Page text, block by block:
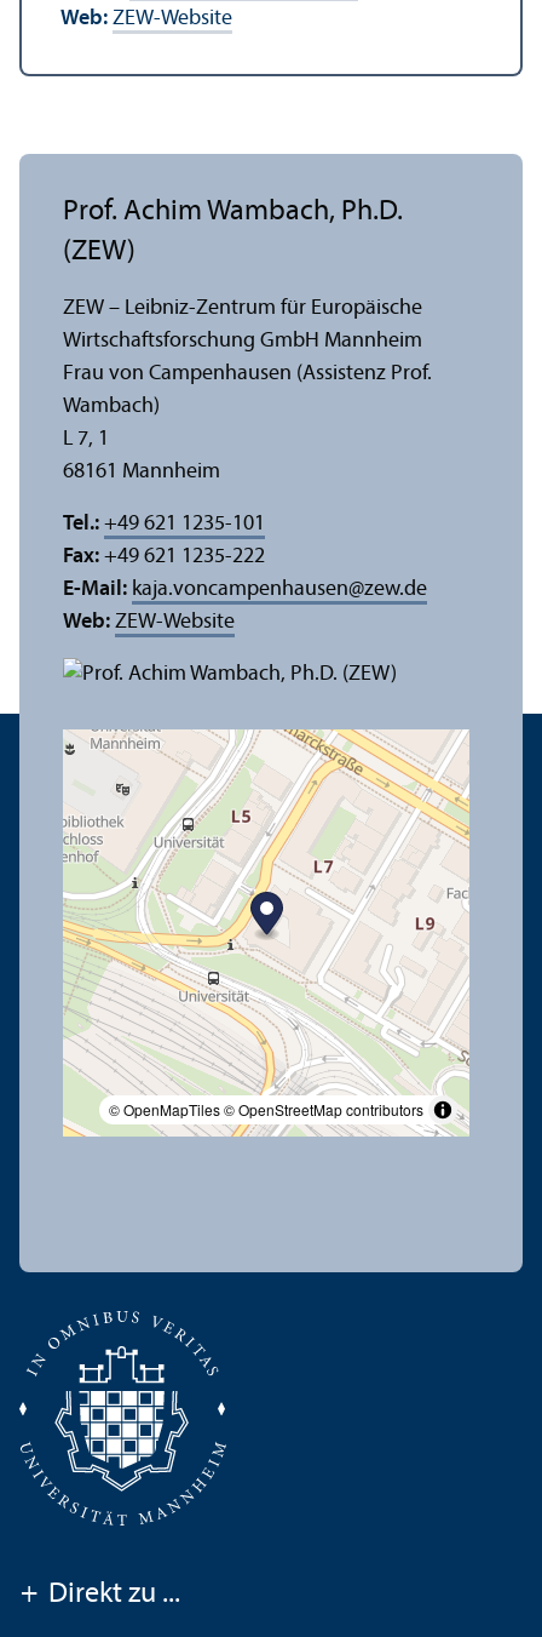
Web: ZEW-Website
© OpenMapTiles© OpenStreetMap contributors
Prof. Achim Wambach, Ph.D.
(ZEW)
ZEW – Leibniz-Zentrum für Europäische
Wirtschafts­forschung GmbH Mannheim
Frau von Campenhausen (Assistenz Prof.
Wambach)
L 7, 1
68161 Mannheim
Tel.: +49 621 1235-101
Fax: +49 621 1235-222
E-Mail: kaja.voncampenhausen@zew.de
Web: ZEW-Website
+ Direkt zu ...